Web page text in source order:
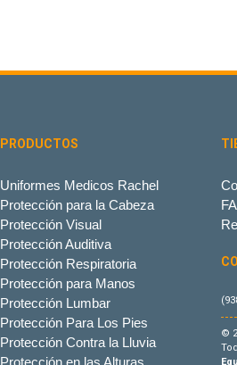
PRODUCTOS
Uniformes Medicos Rachel
Protección para la Cabeza
Protección Visual
Protección Auditiva
Protección Respiratoria
Protección para Manos
Protección Lumbar
Protección Para Los Pies
Protección Contra la Lluvia
Protección en las Alturas
©